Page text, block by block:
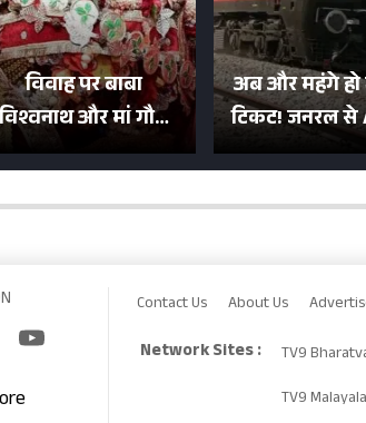
विवाह पर बाबा
और मां गौरा
को 6 लाख रुपये का
शगुन
अब और महंगे हो
टिकट! जनरल से
का बढ़ा
Contact Us About Us
Network Sites : TV9
TV9